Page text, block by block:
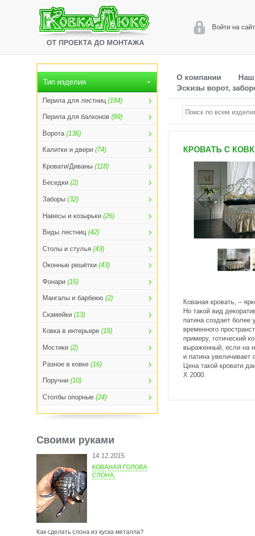
ОТ ПРОЕКТА ДО МОНТАЖА
Войти на сайт
Тип изделия
Перила для лестниц (184)
Перила для балконов (99)
Ворота (136)
Калитки и двери (74)
Кровати/Диваны (118)
Беседки (2)
Заборы (32)
Навесы и козырьки (26)
Виды лестниц (42)
Столы и стулья (43)
Оконные решётки (43)
Фонари (15)
Мангалы и барбекю (2)
Скамейки (13)
Ковка в интерьере (15)
Мостики (2)
Разное в ковке (16)
Поручни (10)
Столбы опорные (24)
Своими руками
14.12.2015
КОВАНАЯ ГОЛОВА
СЛОНА.
Как сделать слона из куска металла?
О компании Наш
Эскизы ворот,
КРОВАТЬ С
Кованая кровать, –
Но такой вид
патина создает более
временного
примеру, готический
выраженный, если на
и патина увеличивает
Цена такой кровати
Х 2000.